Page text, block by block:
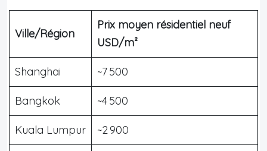
Ville/Région
Prix moyen résidentiel neuf
USD/m²
Shanghai ~7 500
Bangkok ~4 500
Kuala Lumpur ~2 900